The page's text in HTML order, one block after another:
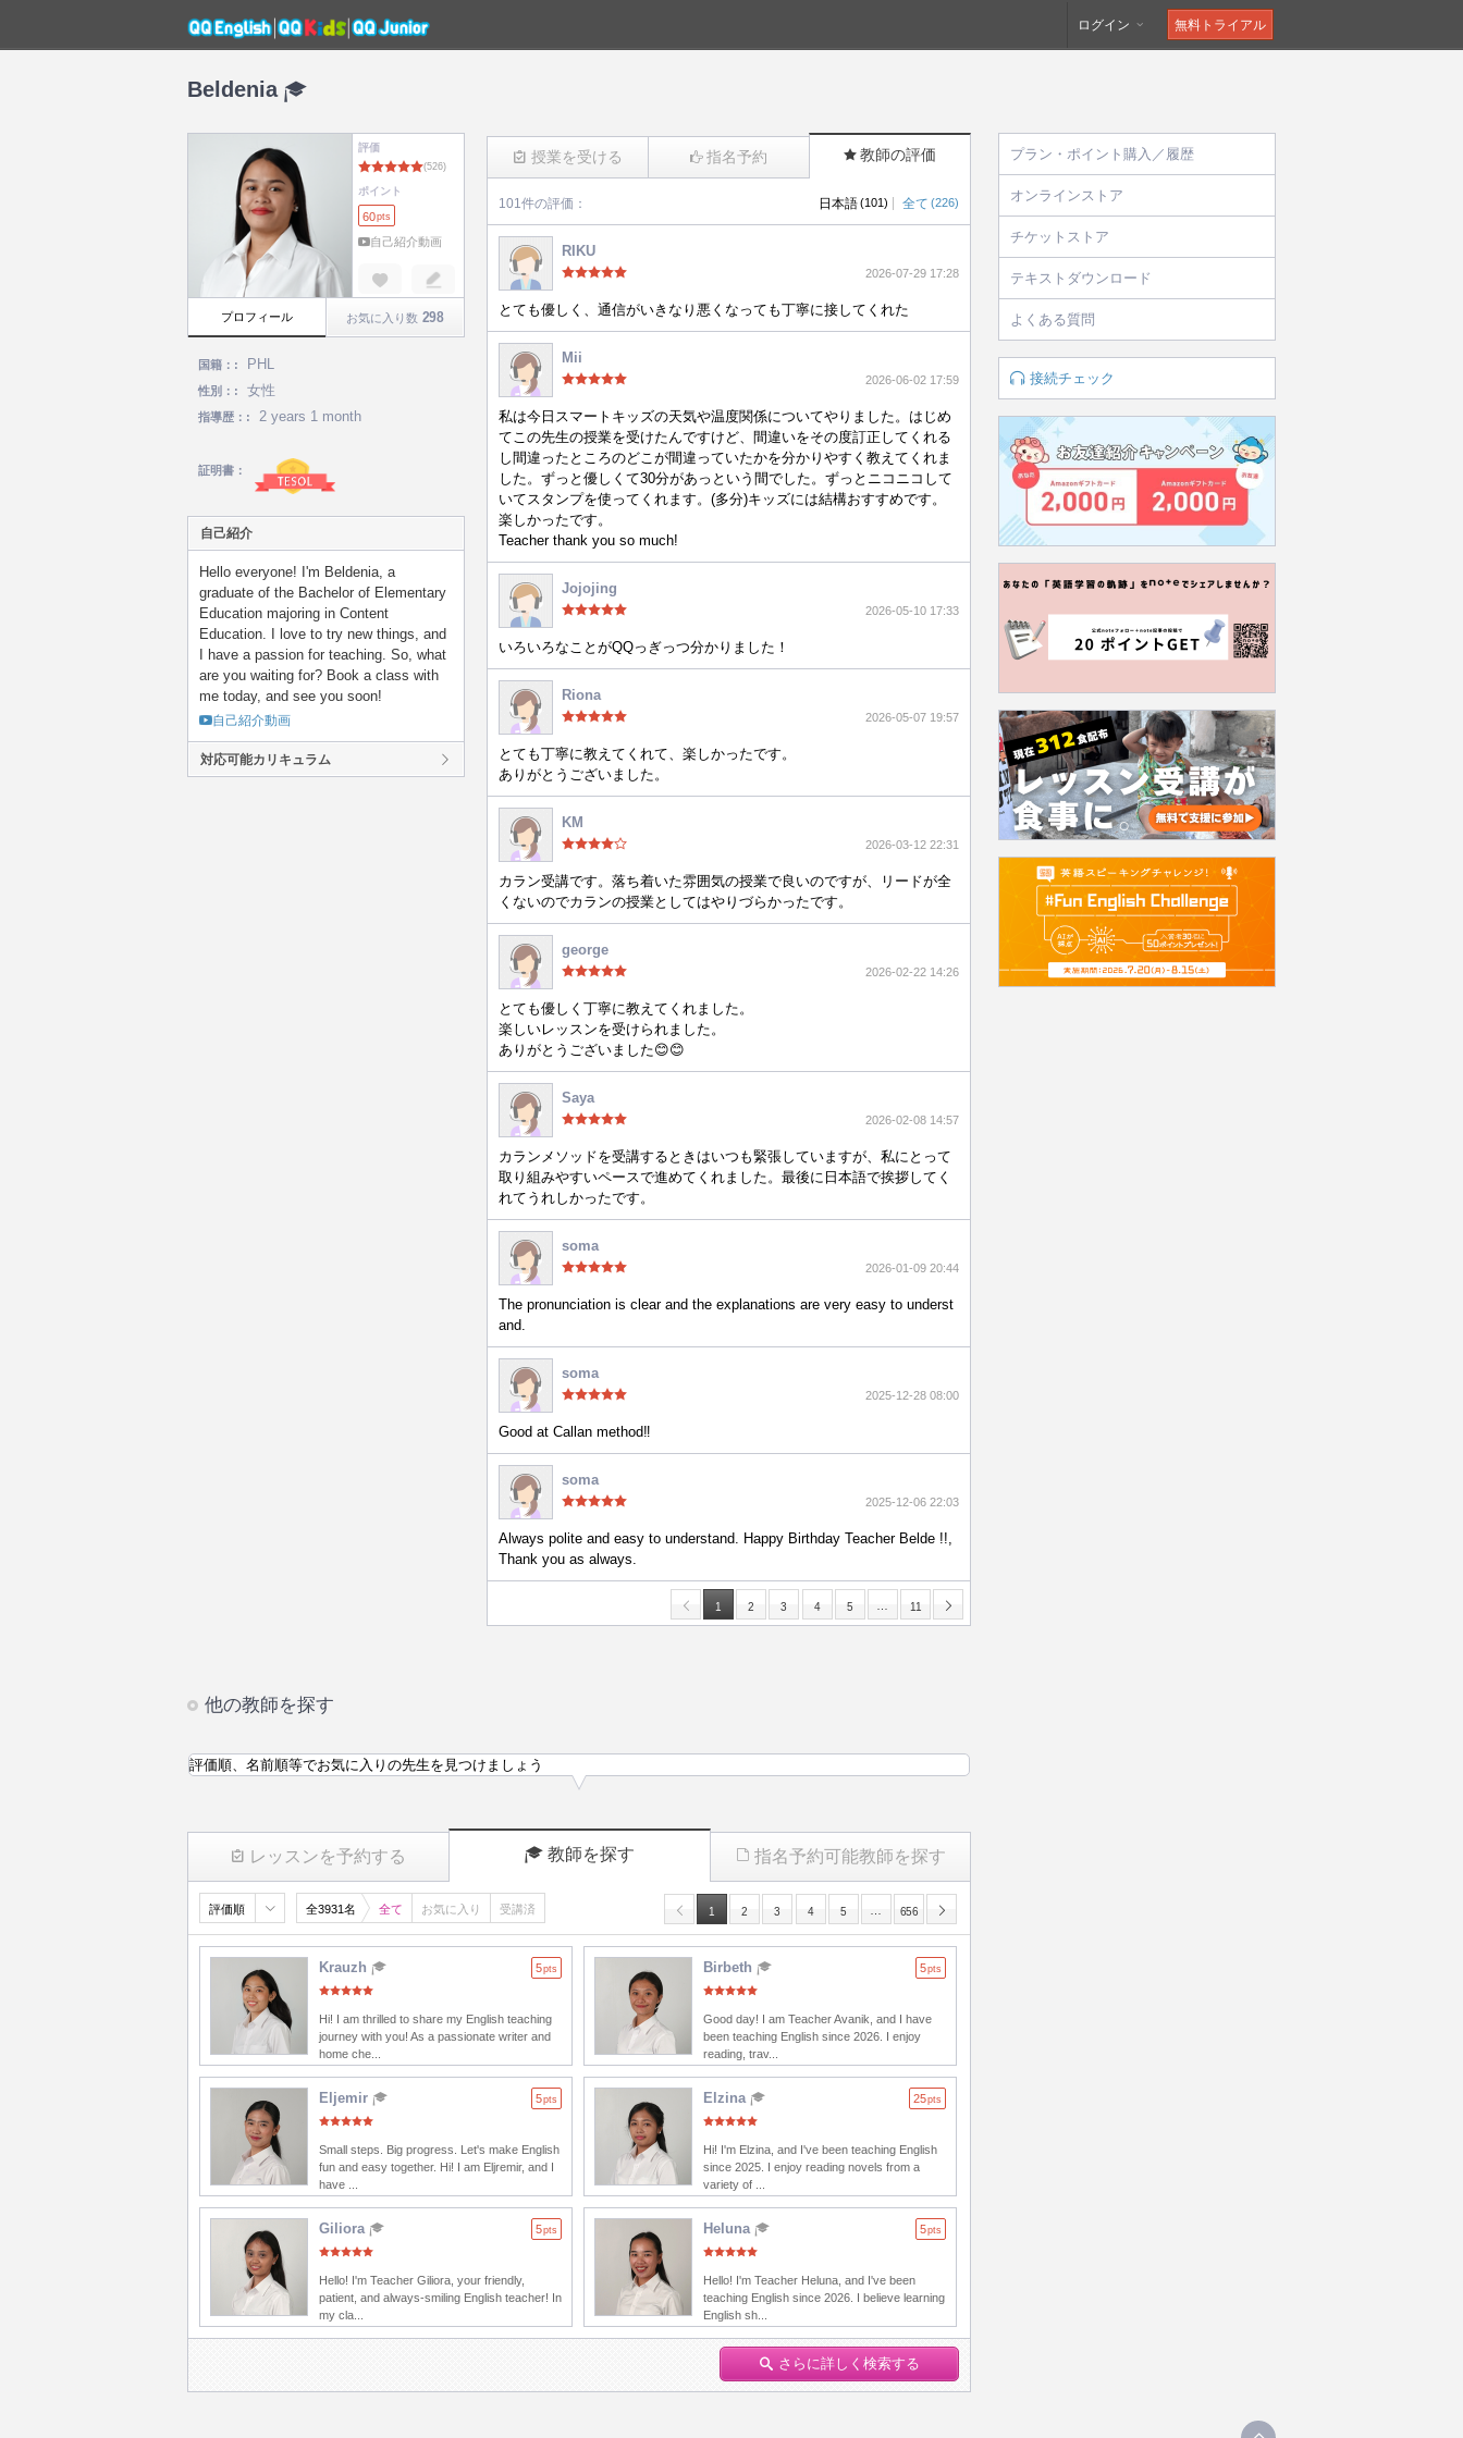
ログイン 無料トライアル
Beldenia
評価
(526)
ポイント
60pts
自己紹介動画
プロフィール お気に入り数 298
国籍：: PHL
性別：: 女性
指導歴：: 2 years 1 month
証明書：
自己紹介
Hello everyone! I'm Beldenia, a
graduate of the Bachelor of Elementary
Education majoring in Content
Education. I love to try new things, and
I have a passion for teaching. So, what
are you waiting for? Book a class with
me today, and see you soon!
自己紹介動画
対応可能カリキュラム
授業を受ける 指名予約 教師の評価
101件の評価： 日本語(101) | 全て (226)
RIKU
2026-07-29 17:28
とても優しく、通信がいきなり悪くなっても丁寧に接してくれた
Mii
2026-06-02 17:59
私は今日スマートキッズの天気や温度関係についてやりました。はじめ
てこの先生の授業を受けたんですけど、間違いをその度訂正してくれる
し間違ったところのどこが間違っていたかを分かりやすく教えてくれま
した。ずっと優しくて30分があっという間でした。ずっとニコニコして
いてスタンプを使ってくれます。(多分)キッズには結構おすすめです。
楽しかったです。
Teacher thank you so much!
Jojojing
2026-05-10 17:33
いろいろなことがQQっぎっつ分かりました！
Riona
2026-05-07 19:57
とても丁寧に教えてくれて、楽しかったです。
ありがとうございました。
KM
2026-03-12 22:31
カラン受講です。落ち着いた雰囲気の授業で良いのですが、リードが全
くないのでカランの授業としてはやりづらかったです。
george
2026-02-22 14:26
とても優しく丁寧に教えてくれました。
楽しいレッスンを受けられました。
ありがとうございました😊😊
Saya
2026-02-08 14:57
カランメソッドを受講するときはいつも緊張していますが、私にとって
取り組みやすいペースで進めてくれました。最後に日本語で挨拶してく
れてうれしかったです。
soma
2026-01-09 20:44
The pronunciation is clear and the explanations are very easy to underst
and.
soma
2025-12-28 08:00
Good at Callan method‼︎
soma
2025-12-06 22:03
Always polite and easy to understand. Happy Birthday Teacher Belde !!,
Thank you as always.
1 2 3 4 5 11
他の教師を探す
レッスンを予約する 教師を探す 指名予約可能教師を探す
評価順、名前順等でお気に入りの先生を見つけましょう
評価順 全3931名 全て お気に入り 受講済 1 2 3 4 5 656
Krauzh 5pts
Hi! I am thrilled to share my English teaching
journey with you! As a passionate writer and
home che...
Birbeth 5pts
Good day! I am Teacher Avanik, and I have
been teaching English since 2026. I enjoy
reading, trav...
Eljemir 5pts
Small steps. Big progress. Let's make English
fun and easy together. Hi! I am Eljremir, and I
have ...
Elzina 25pts
Hi! I'm Elzina, and I've been teaching English
since 2025. I enjoy reading novels from a
variety of ...
Giliora 5pts
Hello! I'm Teacher Giliora, your friendly,
patient, and always-smiling English teacher! In
my cla...
Heluna 5pts
Hello! I'm Teacher Heluna, and I've been
teaching English since 2026. I believe learning
English sh...
さらに詳しく検索する
プラン・ポイント購入／履歴
オンラインストア
チケットストア
テキストダウンロード
よくある質問
接続チェック